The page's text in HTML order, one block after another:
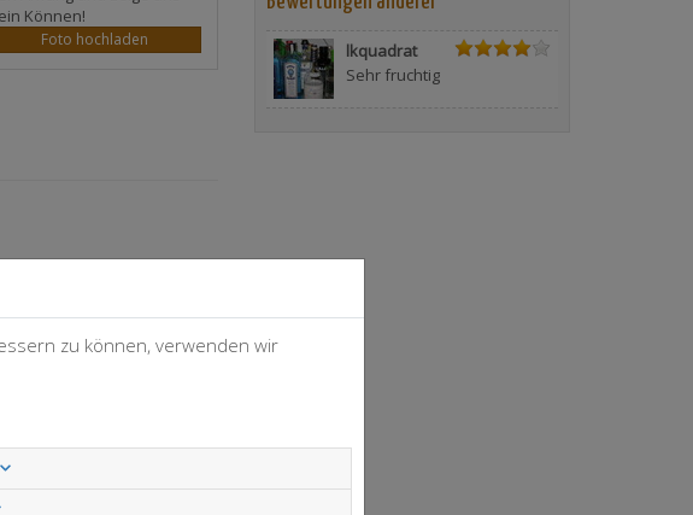
Können!
Foto hochladen
lkquadrat
Sehr fruchtig
zu können, verwenden wir